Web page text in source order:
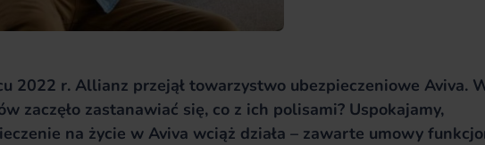
2022 r. Allianz przejął towarzystwo ubezpieczeniowe Aviva.
zaczęło zastanawiać się, co z ich polisami? Uspokajamy,
na życie w Aviva wciąż działa – zawarte umowy